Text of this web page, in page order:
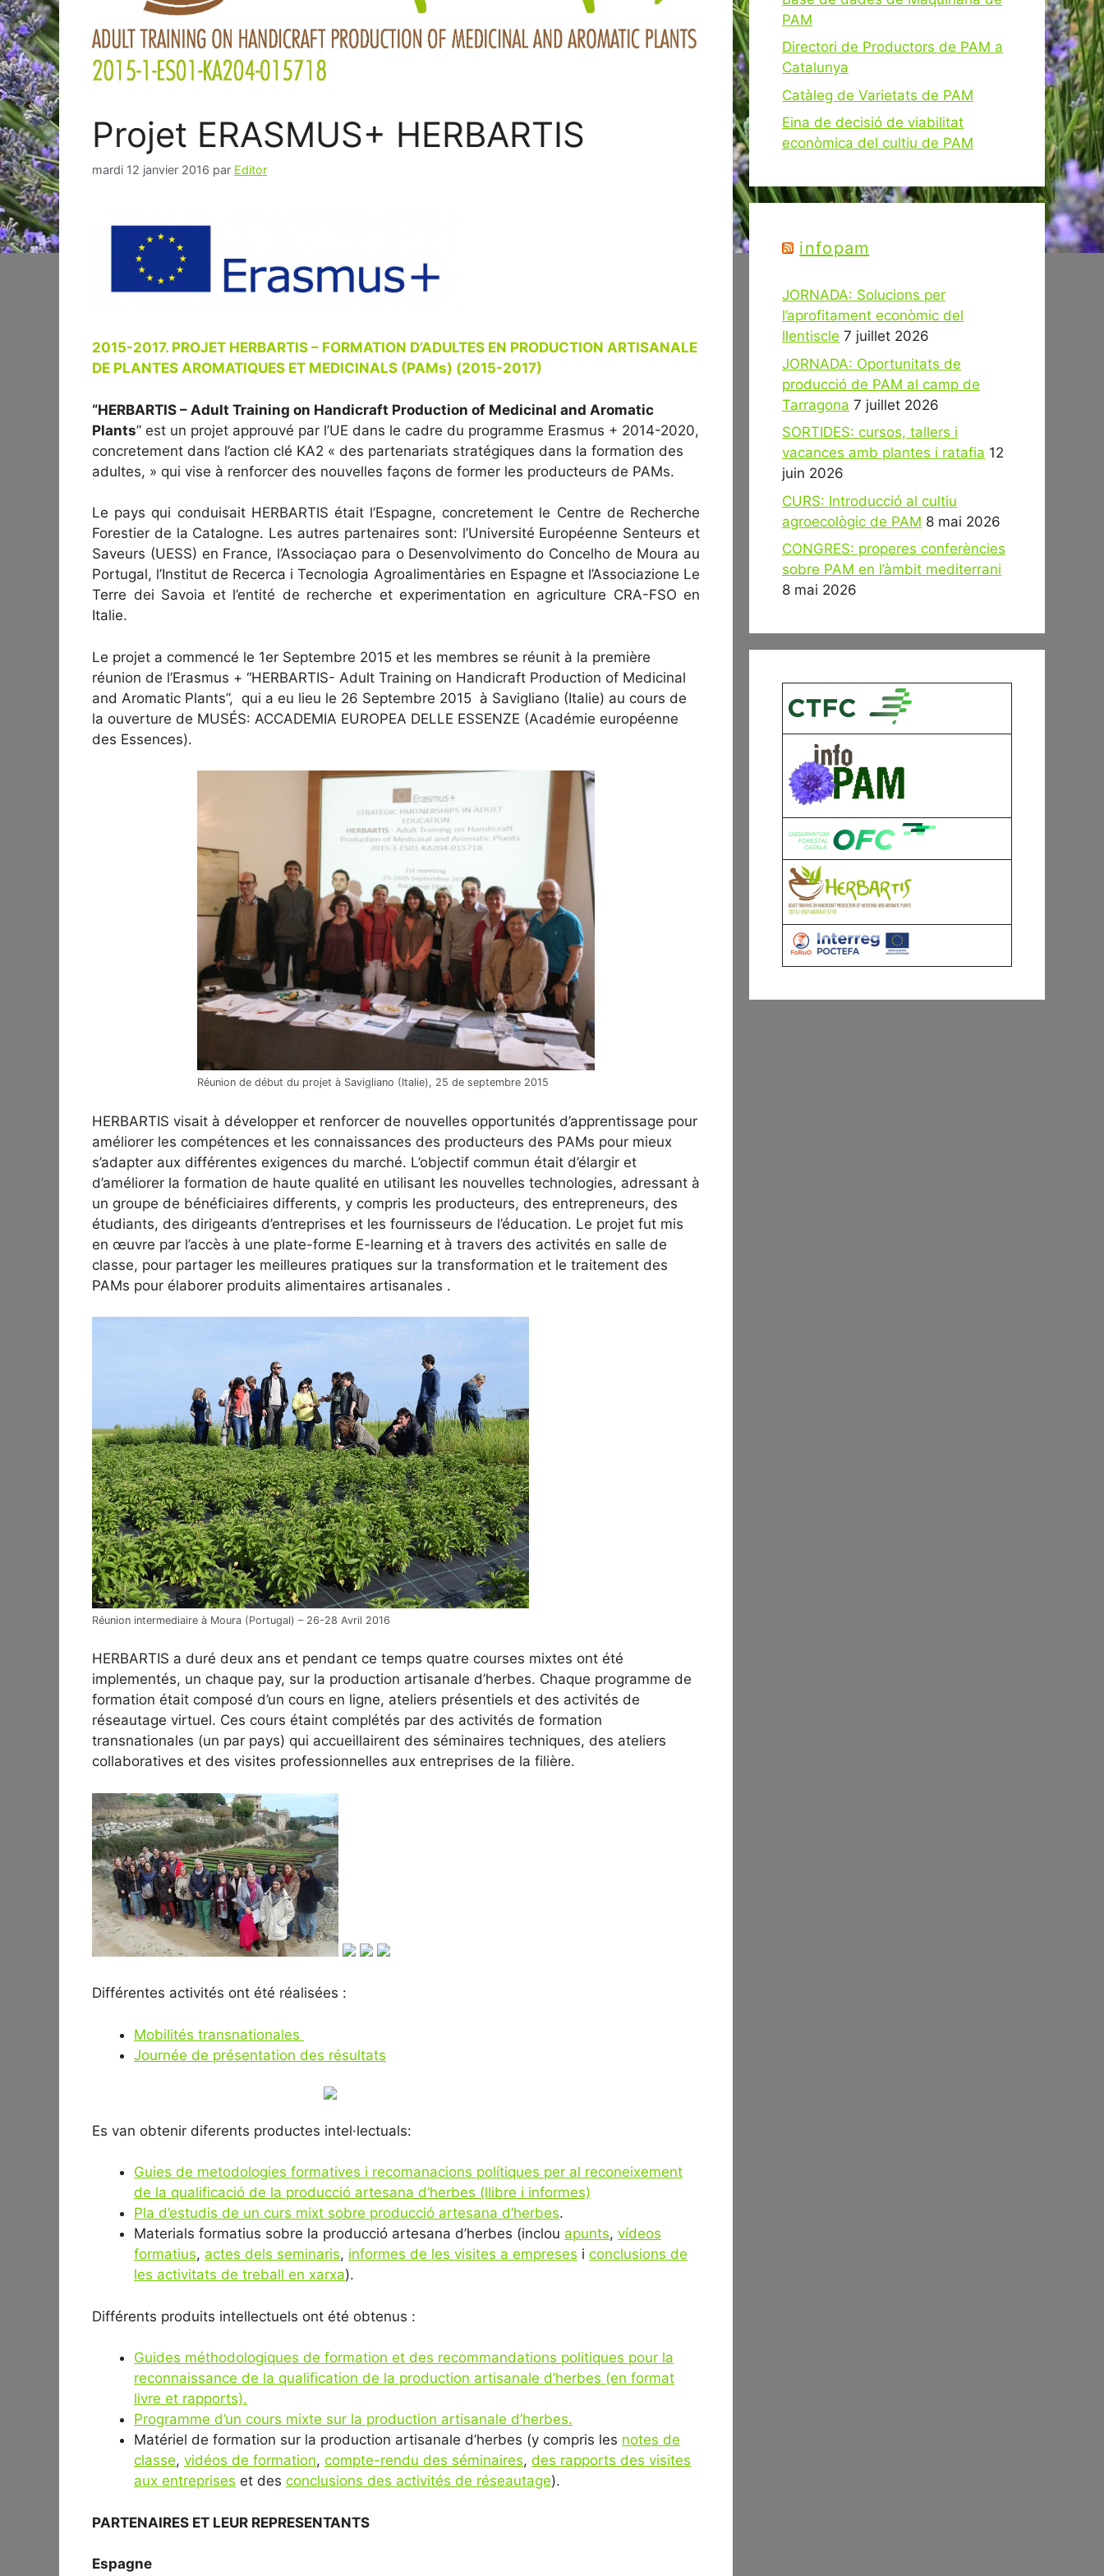
Projet ERASMUS+ HERBARTIS
mardi 12 janvier 2016 par Editor
2015-2017. PROJET HERBARTIS – FORMATION D’ADULTES EN PRODUCTION ARTISANALE
DE PLANTES AROMATIQUES ET MEDICINALS (PAMs) (2015-2017)
“HERBARTIS – Adult Training on Handicraft Production of Medicinal and Aromatic
Plants” est un projet approuvé par l’UE dans le cadre du programme Erasmus + 2014-2020,
concretement dans l’action clé KA2 « des partenariats stratégiques dans la formation des
adultes, » qui vise à renforcer des nouvelles façons de former les producteurs de PAMs.
Le pays qui conduisait HERBARTIS était l’Espagne, concretement le Centre de Recherche
Forestier de la Catalogne. Les autres partenaires sont: l’Université Européenne Senteurs et
Saveurs (UESS) en France, l’Associaçao para o Desenvolvimento do Concelho de Moura au
Portugal, l’Institut de Recerca i Tecnologia Agroalimentàries en Espagne et l’Associazione Le
Terre dei Savoia et l’entité de recherche et experimentation en agriculture CRA-FSO en
Italie.
Le projet a commencé le 1er Septembre 2015 et les membres se réunit à la première
réunion de l’Erasmus + “HERBARTIS- Adult Training on Handicraft Production of Medicinal
and Aromatic Plants”, qui a eu lieu le 26 Septembre 2015 à Savigliano (Italie) au cours de
la ouverture de MUSÉS: ACCADEMIA EUROPEA DELLE ESSENZE (Académie européenne
des Essences).
Réunion de début du projet à Savigliano (Italie), 25 de septembre 2015
HERBARTIS visait à développer et renforcer de nouvelles opportunités d’apprentissage pour
améliorer les compétences et les connaissances des producteurs des PAMs pour mieux
s’adapter aux différentes exigences du marché. L’objectif commun était d’élargir et
d’améliorer la formation de haute qualité en utilisant les nouvelles technologies, adressant à
un groupe de bénéficiaires differents, y compris les producteurs, des entrepreneurs, des
étudiants, des dirigeants d’entreprises et les fournisseurs de l’éducation. Le projet fut mis
en œuvre par l’accès à une plate-forme E-learning et à travers des activités en salle de
classe, pour partager les meilleures pratiques sur la transformation et le traitement des
PAMs pour élaborer produits alimentaires artisanales .
Réunion intermediaire à Moura (Portugal) – 26-28 Avril 2016
HERBARTIS a duré deux ans et pendant ce temps quatre courses mixtes ont été
implementés, un chaque pay, sur la production artisanale d’herbes. Chaque programme de
formation était composé d’un cours en ligne, ateliers présentiels et des activités de
réseautage virtuel. Ces cours étaint complétés par des activités de formation
transnationales (un par pays) qui accueillairent des séminaires techniques, des ateliers
collaboratives et des visites professionnelles aux entreprises de la filière.
Différentes activités ont été réalisées :
Mobilités transnationales
Journée de présentation des résultats
Es van obtenir diferents productes intel·lectuals:
Guies de metodologies formatives i recomanacions polítiques per al reconeixement
de la qualificació de la producció artesana d’herbes (llibre i informes)
Pla d’estudis de un curs mixt sobre producció artesana d’herbes.
Materials formatius sobre la producció artesana d’herbes (inclou apunts, vídeos
formatius, actes dels seminaris, informes de les visites a empreses i conclusions de
les activitats de treball en xarxa).
Différents produits intellectuels ont été obtenus :
Guides méthodologiques de formation et des recommandations politiques pour la
reconnaissance de la qualification de la production artisanale d’herbes (en format
livre et rapports).
Programme d’un cours mixte sur la production artisanale d’herbes.
Matériel de formation sur la production artisanale d’herbes (y compris les notes de
classe, vidéos de formation, compte-rendu des séminaires, des rapports des visites
aux entreprises et des conclusions des activités de réseautage).
PARTENAIRES ET LEUR REPRESENTANTS
Espagne
PAM
Directori de Productors de PAM a
Catalunya
Catàleg de Varietats de PAM
Eina de decisió de viabilitat
econòmica del cultiu de PAM
infopam
JORNADA: Solucions per
l’aprofitament econòmic del
llentiscle 7 juillet 2026
JORNADA: Oportunitats de
producció de PAM al camp de
Tarragona 7 juillet 2026
SORTIDES: cursos, tallers i
vacances amb plantes i ratafia 12
juin 2026
CURS: Introducció al cultiu
agroecològic de PAM 8 mai 2026
CONGRES: properes conferències
sobre PAM en l’àmbit mediterrani
8 mai 2026